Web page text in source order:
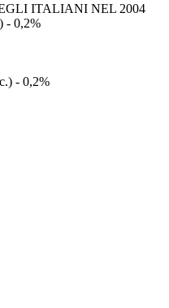
ITALIANI NEL 2004
- 0,2%
- 0,2%